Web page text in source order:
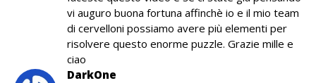
vi auguro buona fortuna affinchè io e il mio team
di cervelloni possiamo avere più elementi per
risolvere questo enorme puzzle. Grazie mille e
ciao
DarkOne